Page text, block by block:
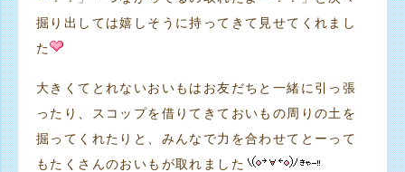
掘り出しては嬉しそうに持ってきて見せてくれまし
た
大きくてとれないおいもはお友だちと一緒に引っ張
ったり、スコップを借りてきておいもの周りの土を
掘ってくれたりと、みんなで力を合わせてとーって
もたくさんのおいもが取れました